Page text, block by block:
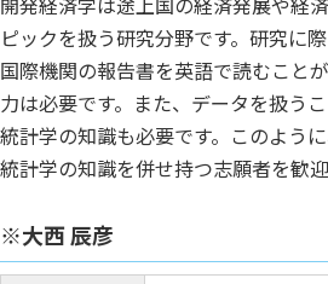
ピックを扱う研究分野です。研究に
国際機関の報告書を英語で読むこと
力は必要です。また、データを扱う
統計学の知識も必要です。このよう
統計学の知識を併せ持つ志願者を歓迎
※大西 辰彦